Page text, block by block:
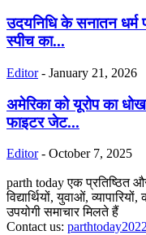
उदयनिधि के सनातन
स्पीच का...
Editor - January 21, 2026
अमेरिका को यूरोप का
फाइटर जेट...
Editor - October 7, 2025
parth today एक प्रतिष्ठित
विद्यार्थियों, युवाओं,
उपयोगी समाचार मिलते हैं
Contact us: